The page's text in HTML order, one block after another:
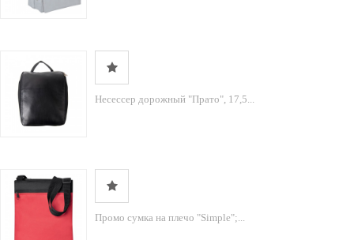
Несессер дорожный "Прато", 17,5...
Промо сумка на плечо "Simple";...